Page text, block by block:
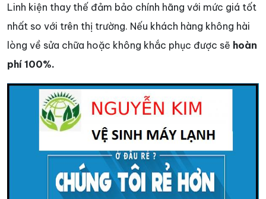
Linh kiện thay thế đảm bảo chính hãng với mức giá tốt
nhất so với trên thị trường. Nếu khách hàng không hài
lòng về sửa chữa hoặc không khắc phục được sẽ hoàn
phí 100%.